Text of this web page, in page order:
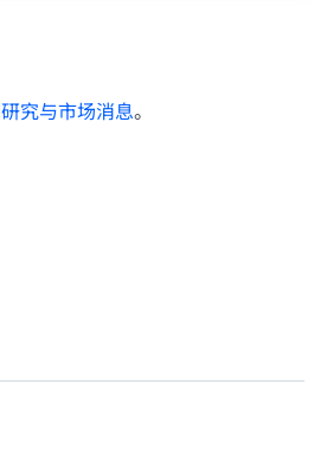
研究与市场消息。